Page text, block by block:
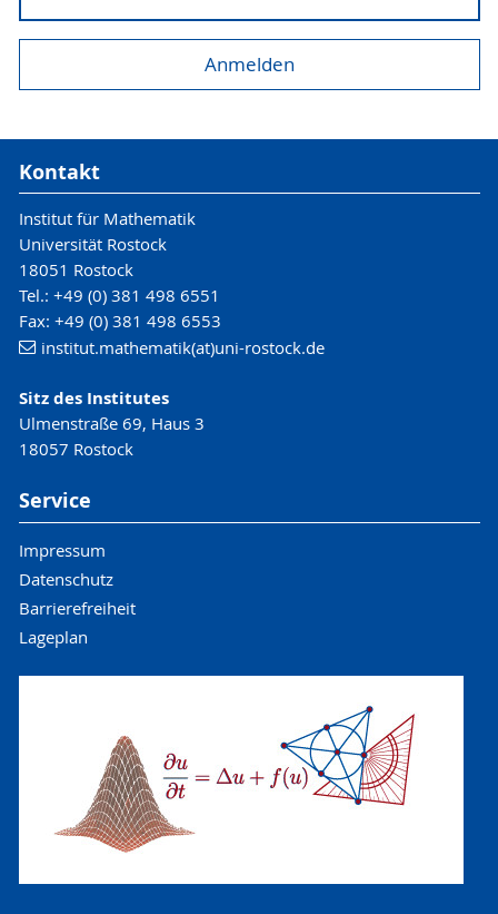
Kontakt
Institut für Mathematik
Universität Rostock
18051 Rostock
Tel.: +49 (0) 381 498 6551
Fax: +49 (0) 381 498 6553
institut.mathematik(at)uni-rostock.de
Sitz des Institutes
Ulmenstraße 69, Haus 3
18057 Rostock
Service
Impressum
Datenschutz
Barrierefreiheit
Lageplan